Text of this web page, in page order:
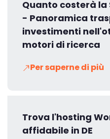
Quanto costerà la
- Panoramica
investimenti
motori di ricerca
Per saperne di più
Trova l'hosting
affidabile in DE